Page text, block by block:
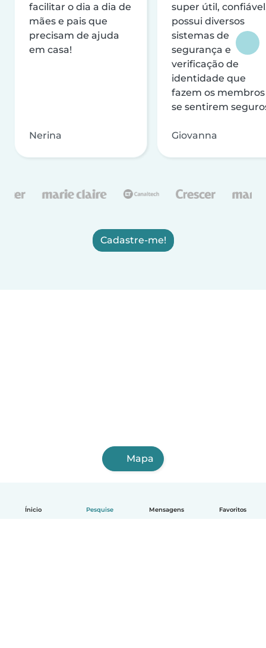
Ínicio Pesquise Mensagens Favoritos
facilitar o dia a dia de
mães e pais que
precisam de ajuda
em casa!
Nerina
super útil,
possui diversos
sistemas de
segurança e
verificação de
identidade que
fazem os membros
se sentirem
Giovanna
Cadastre-me!
Mapa